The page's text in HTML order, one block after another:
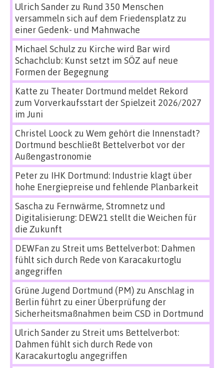
Ulrich Sanderzu Rund 350 Menschen
versammeln sich auf dem Friedensplatz zu
einer Gedenk- und Mahnwache
Michael Schulz zu Kirche wird Bar wird
Schachclub: Kunst setzt im SÖZ auf neue
Formen der Begegnung
Katte zu Theater Dortmund meldet Rekord
zum Vorverkaufsstart der Spielzeit 2026/2027
im Juni
Christel Loock zu Wem gehört die Innenstadt?
Dortmund beschließt Bettelverbot vor der
Außengastronomie
Peterzu IHK Dortmund: Industrie klagt über
hohe Energiepreise und fehlende Planbarkeit
Sascha zu Fernwärme, Stromnetz und
Digitalisierung: DEW21 stellt die Weichen für
die Zukunft
DEWFan zu Streit ums Bettelverbot: Dahmen
fühlt sich durch Rede von Karacakurtoglu
angegriffen
Grüne Jugend Dortmund (PM) zu Anschlag in
Berlin führt zu einer Überprüfung der
Sicherheitsmaßnahmen beim CSD in Dortmund
Ulrich Sanderzu Streit ums Bettelverbot:
Dahmen fühlt sich durch Rede von
Karacakurtoglu angegriffen